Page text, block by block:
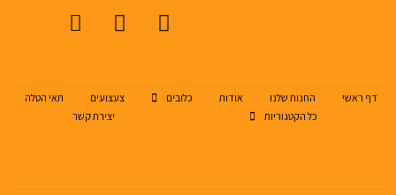
דף ראשי החנות שלנו אודות כלובים צעצועים
תאי הטלה
כל הקטגוריות
יצירת קשר